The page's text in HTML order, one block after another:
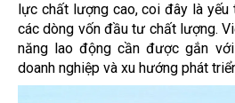
lực chất lượng cao, coi đây là yếu
các dòng vốn đầu tư chất lượng.
năng lao động cần được gắn
doanh nghiệp và xu hướng phát